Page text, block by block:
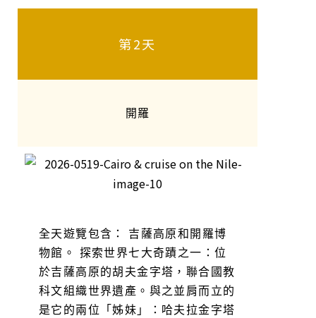
第2天
開羅
全天遊覽包含： 吉薩高原和開羅博
物館。 探索世界七大奇蹟之一：位
於吉薩高原的胡夫金字塔，聯合國教
科文組織世界遺產。與之並肩而立的
是它的兩位「姊妹」：哈夫拉金字塔